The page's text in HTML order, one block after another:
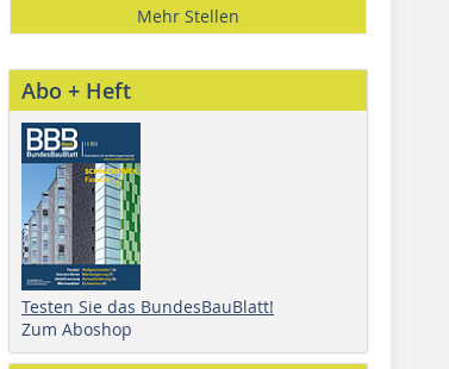
Mehr Stellen
Abo + Heft
Testen Sie das BundesBauBlatt!
Zum Aboshop